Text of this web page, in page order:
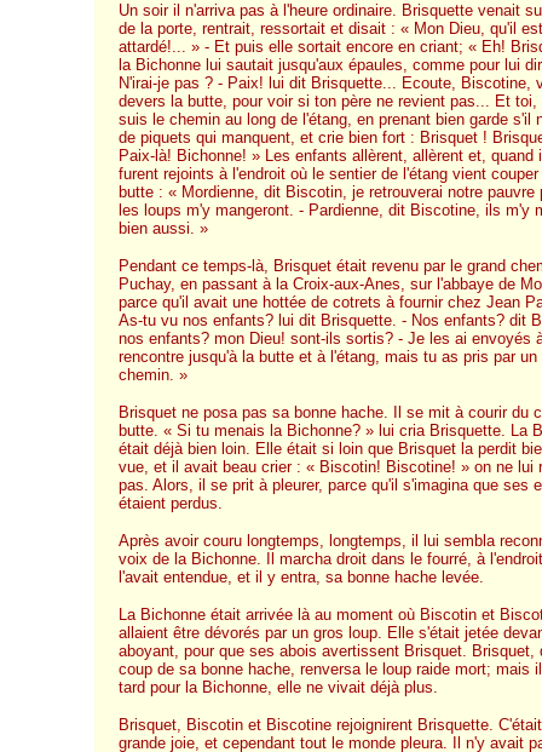
Un soir il n'arriva pas à l'heure ordinaire. Brisquette venait
de la porte, rentrait, ressortait et disait : « Mon Dieu, qu'il est
attardé!... » - Et puis elle sortait encore en criant; « Eh!
la Bichonne lui sautait jusqu'aux épaules, comme pour lui
N'irai-je pas ? - Paix! lui dit Brisquette... Ecoute, Biscotine,
devers la butte, pour voir si ton père ne revient pas... Et
suis le chemin au long de l'étang, en prenant bien garde s'il
de piquets qui manquent, et crie bien fort : Brisquet !
Paix-là! Bichonne! » Les enfants allèrent, allèrent et, quand
furent rejoints à l'endroit où le sentier de l'étang vient
butte : « Mordienne, dit Biscotin, je retrouverai notre pauvre
les loups m'y mangeront. - Pardienne, dit Biscotine, ils m'y
bien aussi. »
Pendant ce temps-là, Brisquet était revenu par le grand
Puchay, en passant à la Croix-aux-Anes, sur l'abbaye de
parce qu'il avait une hottée de cotrets à fournir chez Jean
As-tu vu nos enfants? lui dit Brisquette. - Nos enfants? dit
nos enfants? mon Dieu! sont-ils sortis? - Je les ai envoyés
rencontre jusqu'à la butte et à l'étang, mais tu as pris par un
chemin. »
Brisquet ne posa pas sa bonne hache. Il se mit à courir du
butte. « Si tu menais la Bichonne? » lui cria Brisquette. La
était déjà bien loin. Elle était si loin que Brisquet la perdit
vue, et il avait beau crier : « Biscotin! Biscotine! » on ne lui
pas. Alors, il se prit à pleurer, parce qu'il s'imagina que ses
étaient perdus.
Après avoir couru longtemps, longtemps, il lui sembla
voix de la Bichonne. Il marcha droit dans le fourré, à
l'avait entendue, et il y entra, sa bonne hache levée.
La Bichonne était arrivée là au moment où Biscotin et
allaient être dévorés par un gros loup. Elle s'était jetée
aboyant, pour que ses abois avertissent Brisquet. Brisquet,
coup de sa bonne hache, renversa le loup raide mort; mais
tard pour la Bichonne, elle ne vivait déjà plus.
Brisquet, Biscotin et Biscotine rejoignirent Brisquette.
grande joie, et cependant tout le monde pleura. Il n'y avait